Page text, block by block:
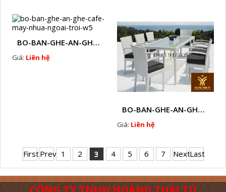
BO-BAN-GHE-AN-GHE-CAFE-MAY-NHUA-NGOAI-TROI-W5
Giá: Liên hệ
BO-BAN-GHE-AN-GHE-CAFE-MAY-NHUA-NGOAI-TROI-W6
Giá: Liên hệ
FirstPrev 1 2 3 4 5 6 7 NextLast